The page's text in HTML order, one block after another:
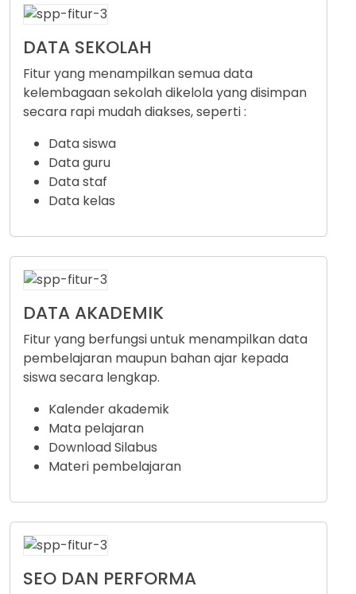
DATA SEKOLAH
Fitur yang menampilkan semua data
kelembagaan sekolah dikelola yang disimpan
secara rapi mudah diakses, seperti :
Data siswa
Data guru
Data staf
Data kelas
DATA AKADEMIK
Fitur yang berfungsi untuk menampilkan data
pembelajaran maupun bahan ajar kepada
siswa secara lengkap.
Kalender akademik
Mata pelajaran
Download Silabus
Materi pembelajaran
SEO DAN PERFORMA